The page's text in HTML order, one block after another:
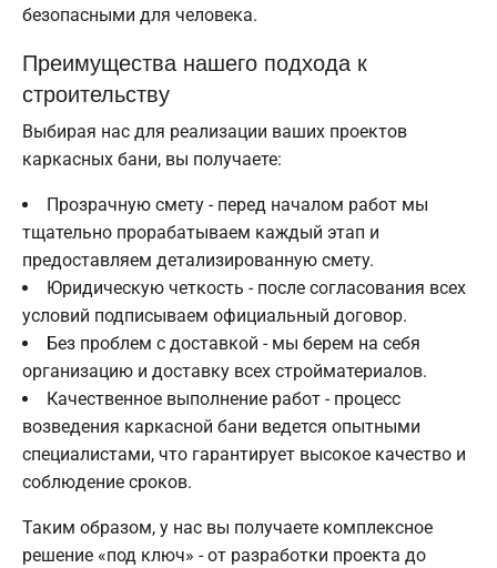
безопасными для человека.
Преимущества нашего подхода к
строительству
Выбирая нас для реализации ваших проектов
каркасных бани, вы получаете:
Прозрачную смету - перед началом работ мы
тщательно прорабатываем каждый этап и
предоставляем детализированную смету.
Юридическую четкость - после согласования всех
условий подписываем официальный договор.
Без проблем с доставкой - мы берем на себя
организацию и доставку всех стройматериалов.
Качественное выполнение работ - процесс
возведения каркасной бани ведется опытными
специалистами, что гарантирует высокое качество и
соблюдение сроков.
Таким образом, у нас вы получаете комплексное
решение «под ключ» - от разработки проекта до